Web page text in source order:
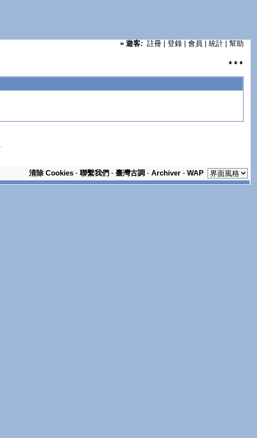
» 遊客: 註冊 | 登錄 | 會員 | 統計 | 幫助
清除 Cookies -聯繫我們 -臺灣古調 -Archiver -WAP